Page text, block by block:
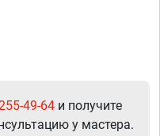
49-64 и получите
у мастера.